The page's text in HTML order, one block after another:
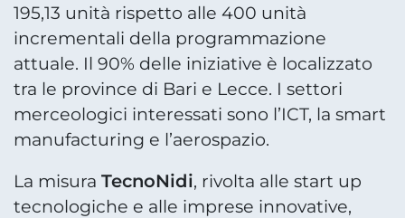
195,13 unità rispetto alle 400 unità
incrementali della programmazione
attuale. Il 90% delle iniziative è localizzato
tra le province di Bari e Lecce. I settori
merceologici interessati sono l’ICT, la smart
manufacturing e l’aerospazio.
La misura TecnoNidi, rivolta alle start up
tecnologiche e alle imprese innovative,